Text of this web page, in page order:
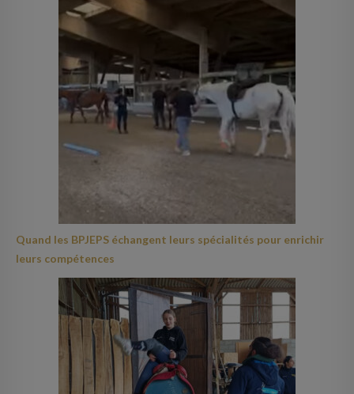
Quand les BPJEPS échangent leurs spécialités pour enrichir
leurs compétences